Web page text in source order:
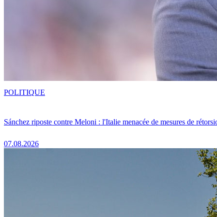
Sánchez riposte contre Meloni : l'Italie menacée de mesures de
07.08.2026
POLITIQUE